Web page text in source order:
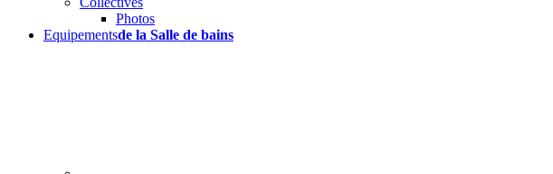
Photos
Equipementsde la Salle de bains